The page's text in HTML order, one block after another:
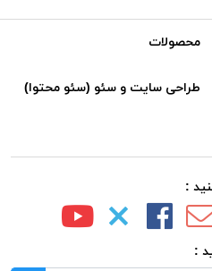
محصولات
طراحی سایت و سئو (سئو محتوا)
:
: